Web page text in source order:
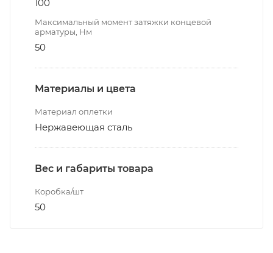
100
Максимальный момент затяжки концевой
арматуры, Нм
50
Материалы и цвета
Материал оплетки
Нержавеющая сталь
Вес и габариты товара
Коробка/шт
50